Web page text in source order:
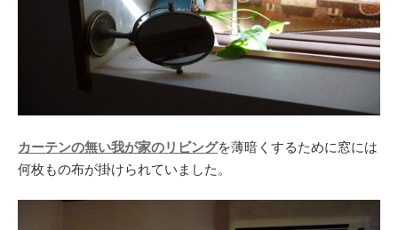
カーテンの無い我が家のリビングを薄暗くするために窓には
何枚もの布が掛けられていました。